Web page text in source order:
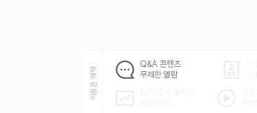
이용권 혜택
Q&A 콘텐츠
무제한 열람